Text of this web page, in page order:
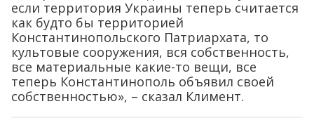
если территория Украины теперь считается
как будто бы территорией
Константинопольского Патриархата, то
культовые сооружения, вся собственность,
все материальные какие-то вещи, все
теперь Константинополь объявил своей
собственностью», – сказал Климент.